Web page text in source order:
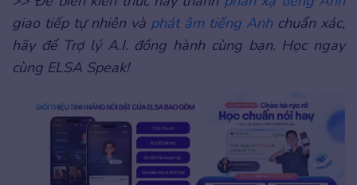
giao tiếp tự nhiên và phát âm tiếng Anhchuẩn xác,
hãy để Trợ lý A.I. đồng hành cùng bạn. Học ngay
cùng ELSA Speak!